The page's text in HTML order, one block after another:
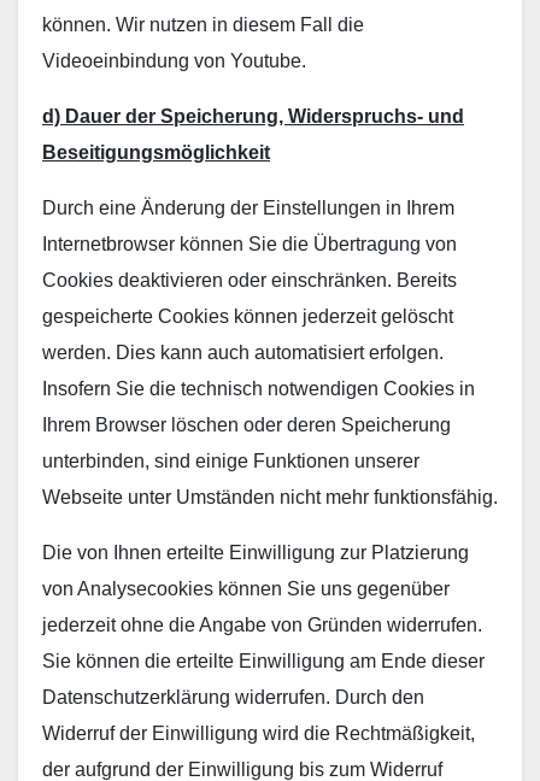
können. Wir nutzen in diesem Fall die
Videoeinbindung von Youtube.
d) Dauer der Speicherung, Widerspruchs- und
Beseitigungsmöglichkeit
Durch eine Änderung der Einstellungen in Ihrem
Internetbrowser können Sie die Übertragung von
Cookies deaktivieren oder einschränken. Bereits
gespeicherte Cookies können jederzeit gelöscht
werden. Dies kann auch automatisiert erfolgen.
Insofern Sie die technisch notwendigen Cookies in
Ihrem Browser löschen oder deren Speicherung
unterbinden, sind einige Funktionen unserer
Webseite unter Umständen nicht mehr funktionsfähig.
Die von Ihnen erteilte Einwilligung zur Platzierung
von Analysecookies können Sie uns gegenüber
jederzeit ohne die Angabe von Gründen widerrufen.
Sie können die erteilte Einwilligung am Ende dieser
Datenschutzerklärung widerrufen. Durch den
Widerruf der Einwilligung wird die Rechtmäßigkeit,
der aufgrund der Einwilligung bis zum Widerruf